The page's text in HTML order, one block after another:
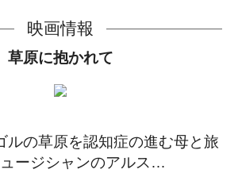
映画情報
草原に抱かれて
ルの草原を認知症の進む母と旅
ージシャンのアルス…